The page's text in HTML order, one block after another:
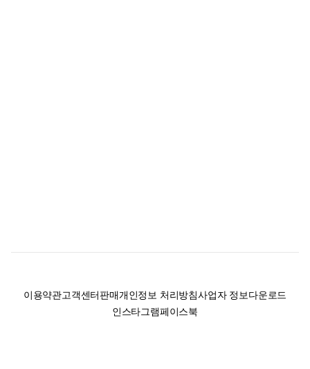
이용약관고객센터판매개인정보 처리방침사업자 정보다운로드
인스타그램페이스북